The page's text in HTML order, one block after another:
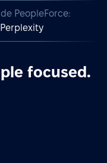
PeopleForce:
Perplexity
focused.